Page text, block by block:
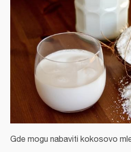
Gde mogu nabaviti kokosovo